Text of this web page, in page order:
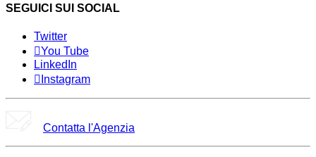
SEGUICI SUI SOCIAL
Twitter
You Tube
LinkedIn
Instagram
Contatta l'Agenzia